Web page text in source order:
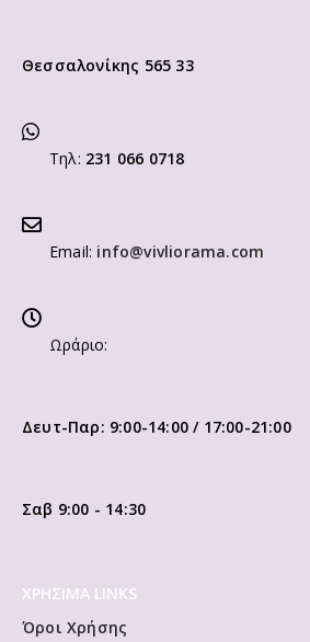
Θεσσαλονίκης 565 33
Τηλ: 231 066 0718
Email: info@vivliorama.com
Ωράριο:
Δευτ-Παρ: 9:00-14:00 / 17:00-21:00
Σαβ 9:00 - 14:30
ΧΡΗΣΙΜΑ LINKS
Όροι Χρήσης